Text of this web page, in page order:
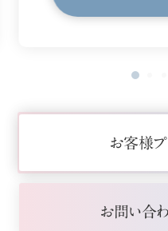
お客様プ
お問い合